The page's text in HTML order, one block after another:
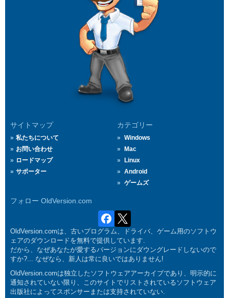
サイトマップ
私たちについて
お問い合わせ
ロードマップ
サポーター
カテゴリー
Windows
Mac
Linux
Android
ゲームズ
フォロー OldVersion.com
OldVersion.comは、古いプログラム、ドライバ、ゲーム用のソフトウ
ェアのダウンロードを無料で提供しています.
だから、なぜあなたが愛するバージョンにダウングレードしないので
すか?... なぜなら、新人は常に良いではありません!
OldVersion.comは独立したソフトウェアアーカイブであり、明示的に
通知されていない限り、このサイトでリストされているソフトウェア
出版社によってスポンサーまたは支持されていない.